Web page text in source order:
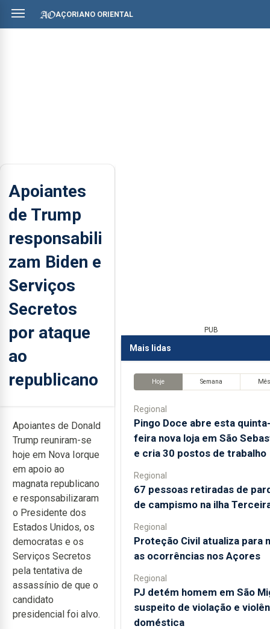
AÇORIANO ORIENTAL
Apoiantes
de Trump
responsabili
zam Biden e
Serviços
Secretos
por ataque
ao
republicano
Apoiantes de Donald
Trump reuniram-se
hoje em Nova Iorque
em apoio ao
magnata republicano
e responsabilizaram
o Presidente dos
Estados Unidos, os
democratas e os
Serviços Secretos
pela tentativa de
assassínio de que o
candidato
presidencial foi alvo.
PUB
Mais lidas
Hoje Semana
Regional
Pingo Doce abre esta
feira nova loja em São
e cria 30 postos de trabalho
Regional
67 pessoas retiradas de
de campismo na ilha
Regional
Proteção Civil atualiza para
as ocorrências nos Açores
Regional
PJ detém homem em São
suspeito de violação e
doméstica